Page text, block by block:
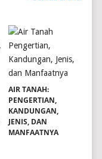
AIR TANAH:
PENGERTIAN,
KANDUNGAN,
JENIS, DAN
MANFAATNYA